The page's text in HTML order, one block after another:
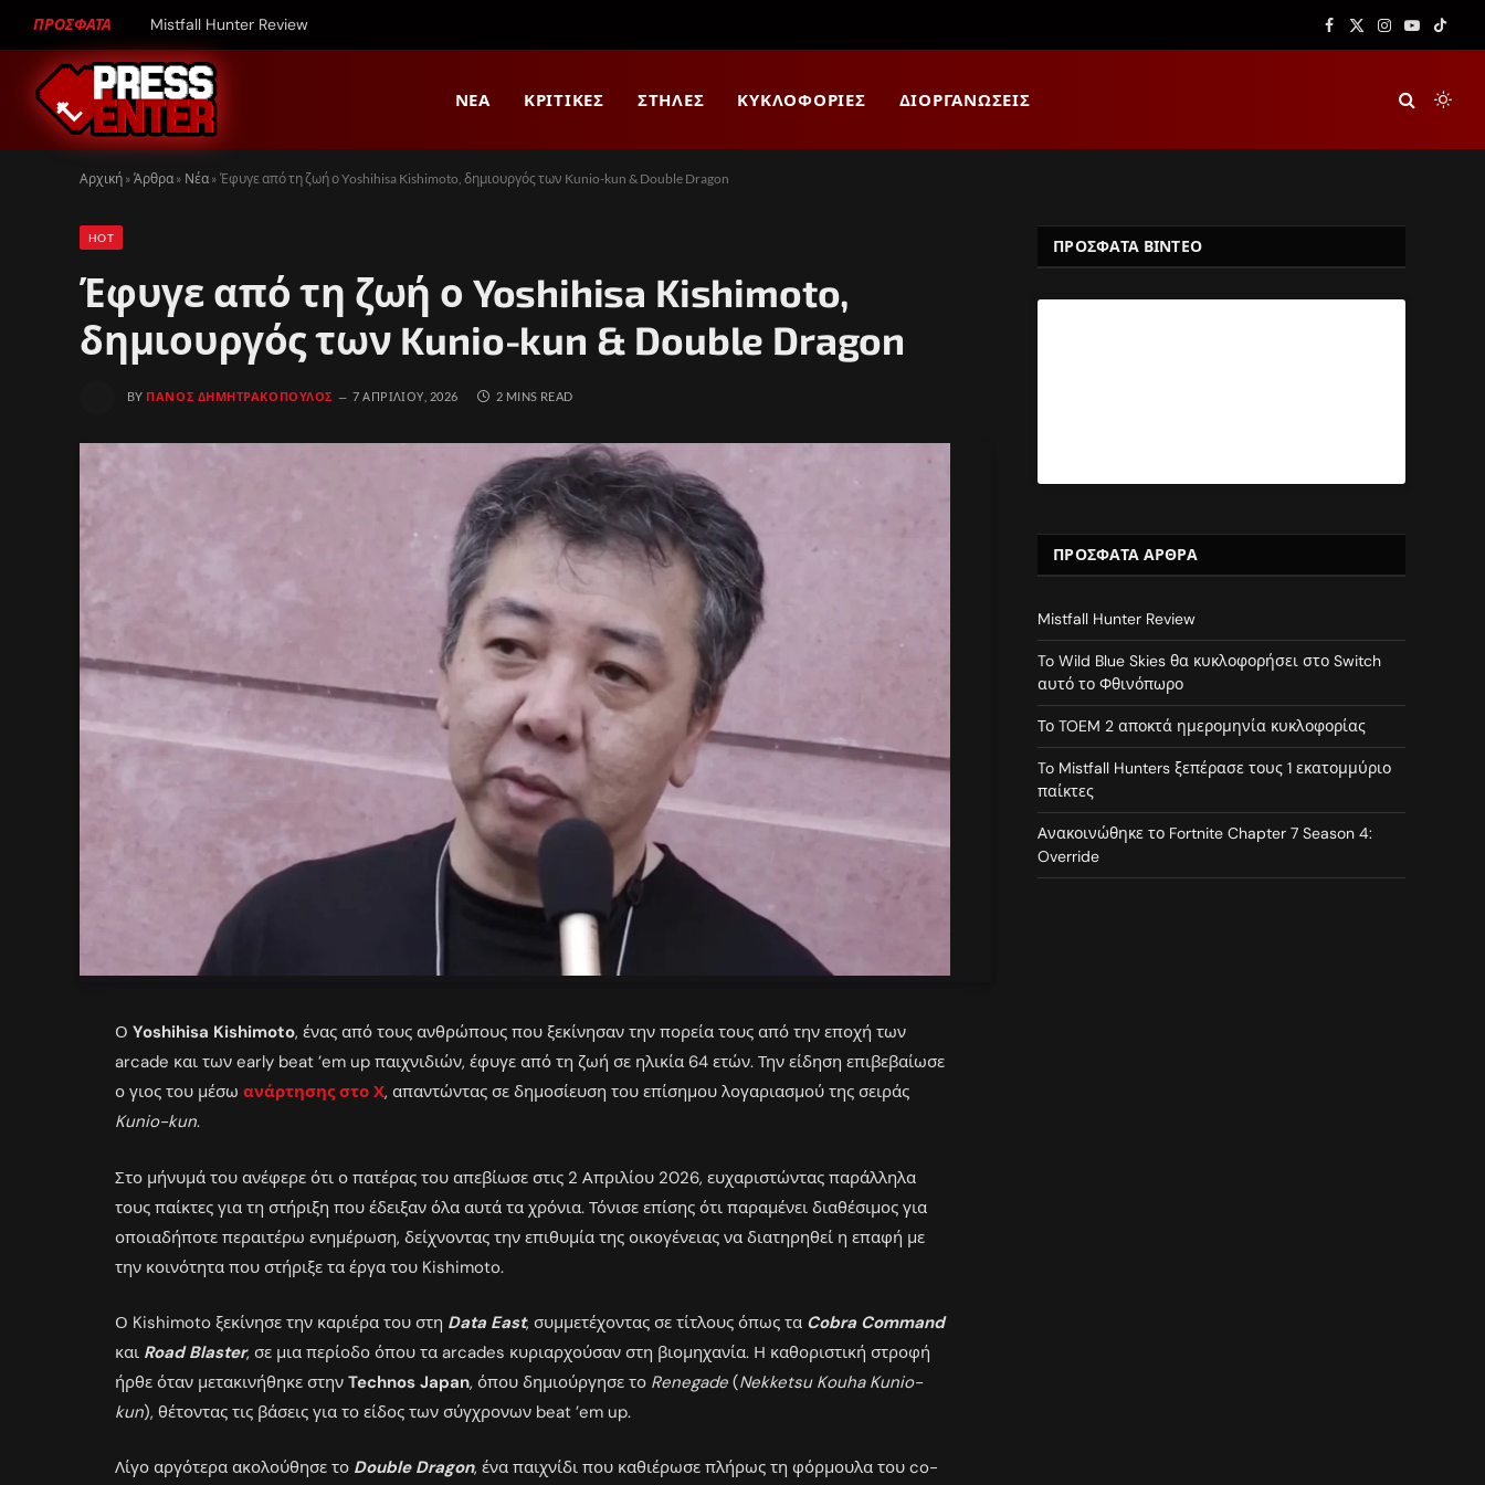
ΠΡΟΣΦΑΤΑ Mistfall Hunter Review Facebook
X
Instagram
YouTube
TikTok
ΝΈΑ ΚΡΙΤΙΚΈΣ ΣΤΉΛΕΣ ΚΥΚΛΟΦΟΡΊΕΣ ΔΙΟΡΓΑΝΏΣΕΙΣ
Αρχική » Άρθρα » Νέα » Έφυγε από τη ζωή ο Yoshihisa Kishimoto, δημιουργός των Kunio-kun & Double Dragon
HOT
Έφυγε από τη ζωή ο Yoshihisa Kishimoto,
δημιουργός των Kunio-kun & Double Dragon
BY ΠΆΝΟΣ ΔΗΜΗΤΡΑΚΌΠΟΥΛΟΣ 7 ΑΠΡΙΛΊΟΥ, 2026 2 MINS READ
ΟYoshihisa Kishimoto, ένας από τους ανθρώπους που ξεκίνησαν την πορεία τους από την εποχή των
arcade και των early beat ’em up παιχνιδιών, έφυγε από τη ζωή σε ηλικία 64 ετών. Την είδηση επιβεβαίωσε
ο γιος του μέσωανάρτησης στο Χ, απαντώντας σε δημοσίευση του επίσημου λογαριασμού της σειράς
Kunio-kun.
Στο μήνυμά του ανέφερε ότι ο πατέρας του απεβίωσε στις 2 Απριλίου 2026, ευχαριστώντας παράλληλα
τους παίκτες για τη στήριξη που έδειξαν όλα αυτά τα χρόνια. Τόνισε επίσης ότι παραμένει διαθέσιμος για
οποιαδήποτε περαιτέρω ενημέρωση, δείχνοντας την επιθυμία της οικογένειας να διατηρηθεί η επαφή με
την κοινότητα που στήριξε τα έργα του Kishimoto.
Ο Kishimoto ξεκίνησε την καριέρα του στη Data East, συμμετέχοντας σε τίτλους όπως τα Cobra Command
και Road Blaster, σε μια περίοδο όπου τα arcades κυριαρχούσαν στη βιομηχανία. Η καθοριστική στροφή
ήρθε όταν μετακινήθηκε στηνTechnos Japan, όπου δημιούργησε το Renegade (Nekketsu Kouha Kunio-
kun), θέτοντας τις βάσεις για το είδος των σύγχρονων beat ’em up.
Λίγο αργότερα ακολούθησε το Double Dragon, ένα παιχνίδι που καθιέρωσε πλήρως τη φόρμουλα του co-
ΠΡΟΣΦΑΤΑ ΒΙΝΤΕΟ
ΠΡΌΣΦΑΤΑ ΆΡΘΡΑ
Mistfall Hunter Review
To Wild Blue Skies θα κυκλοφορήσει στο Switch
αυτό το Φθινόπωρο
Το TOEM 2 αποκτά ημερομηνία κυκλοφορίας
To Mistfall Hunters ξεπέρασε τους 1 εκατομμύριο
παίκτες
Ανακοινώθηκε το Fortnite Chapter 7 Season 4:
Override